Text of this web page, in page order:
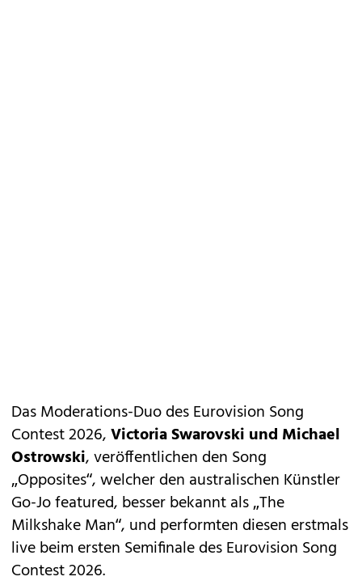
Das Moderations-Duo des Eurovision Song
Contest 2026,Victoria Swarovski und Michael
Ostrowski, veröffentlichen den Song
„Opposites“, welcher den australischen Künstler
Go-Jo featured, besser bekannt als „The
Milkshake Man“, und performten diesen erstmals
live beim ersten Semifinale des Eurovision Song
Contest 2026.